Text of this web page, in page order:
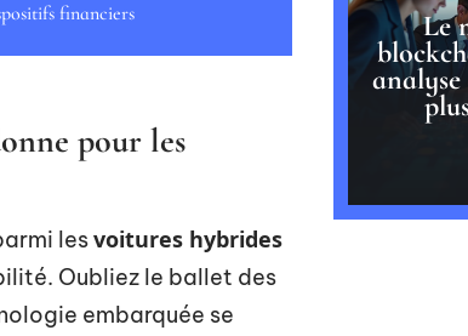
financiers
pour les
lesvoitures hybrides
Oubliez le ballet des
embarquée se
Le
analyse